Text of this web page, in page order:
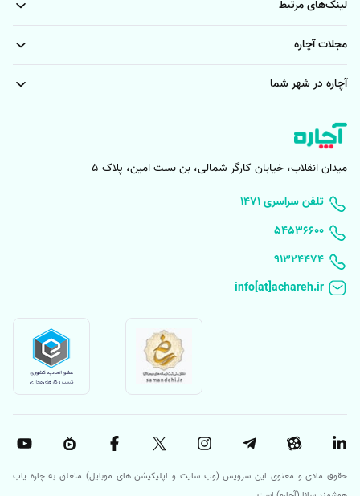
اگر لنز دوربین کثیف شده باشد و یا دچار خراشیدگی شود قطعا کیفیت تصاویر
به شدت کاهش خواهد یافت. بنابراین لازم است در ابتدا این موارد روی لنز
دوربین بررسی شود. در صورتی که لنز دوربین خراشیده یا ترک داشته باشد،
باید قطعات معیوب تعویض شوند.
2- عدم توجه به نکات فنی عکسبرداری
توجه داشته باشید زمانی که قصد عکسبرداری با دوربین گوشی را دارید، باید
فرصت مناسب برای فوکوس لنزها را به دوربین بدهید. عجله کردن در
اصلی‌ترین عواملی است که منجر به تار شدن دوربین گوشی می‌شود. بدون
اینکه مشکل نرم‌افزاری یا سخت‌افزاری مطرح باشد. همچنین تکان‌های دست
در زمان عکسبرداری موجب کاهش کیفیت و تار شدن عکس می‌شود. با رعایت
در مواقعی ممکن است علت تار شدن دوربین گوشی کاملا تصادفی باشد.
معمولا به دلیل عملکرد ناقص لنزها در حرکت جلو وعقب ممکن است گیر و
اشکالی در قطعات ایجاد شود و فوکوس دوربین را مختل نماید. در چنین حالتی
با راه‌اندازی مجدد دستگاه و یا با چندین بار تکان دادن گوشی مشکل برطرف
می‌شود. همچنین می‌توانید تنظیمات فوکوس دستی را امتحان کنید تا متوجه
لینک‌های مرتبط
مجلات آچاره
آچاره در شهر شما
میدان انقلاب، خیابان کارگر شمالی، بن بست امین، پلاک 5
۱۴۷۱ تلفن سراسری
۵۴۵۳۶۶۰۰
91324474
حقوق مادی و معنوی این سرویس (وب سایت و اپلیکیشن های موبایل) متعلق به چاره یاب